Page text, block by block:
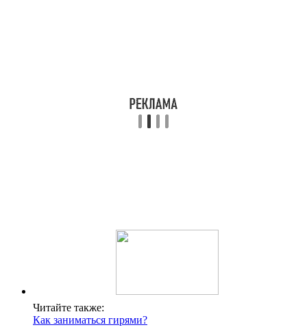
Читайте также:
Как заниматься гирями?